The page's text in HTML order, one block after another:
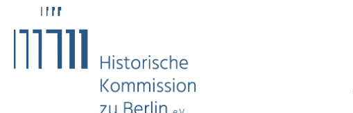
Zum Hauptinhalt springen
Skip to page footer